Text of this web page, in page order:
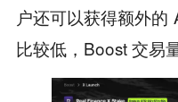
户还可以获得额外
比较低，Boost 交易